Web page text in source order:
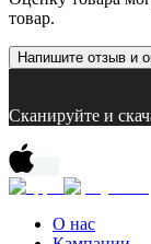
товар.
Напишите отзыв и
Сканируйте и
О нас